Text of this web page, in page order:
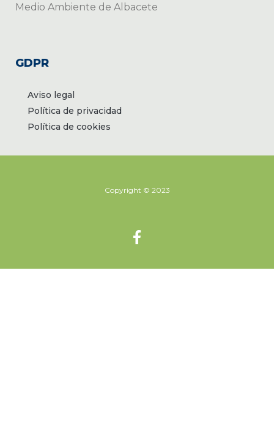
GDPR
Aviso legal
Política de privacidad
Política de cookies
Copyright © 2023